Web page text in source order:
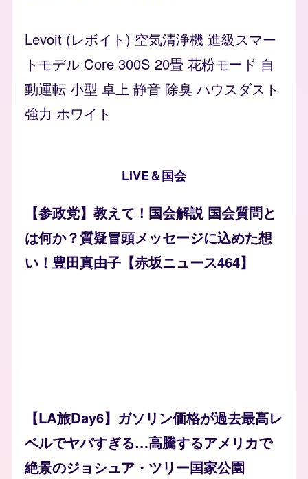
Levoit (レボイト) 空気清浄機 進級スマー
トモデル Core 300S 20畳 花粉モード 自
動運転 小型 卓上 静音 除臭 ハウスダスト
強力 ホワイト
LIVE＆国会
【参政党】教えて！国会解説 国会質問と
は何か？質疑冒頭メッセージに込めた想
い！豊田真由子【赤坂ニュース464】
【LA旅Day6】ガソリン価格が過去最高レ
ベルでヤバすぎる…高騰するアメリカで
絶景のジョシュア・ツリー国家公園